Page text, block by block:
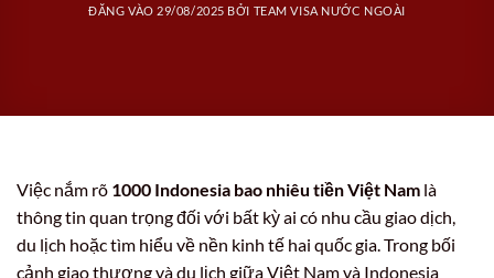
ĐĂNG VÀO 29/08/2025 BỞI TEAM VISA NƯỚC NGOÀI
Việc nắm rõ 1000 Indonesia bao nhiêu tiền Việt Nam là
thông tin quan trọng đối với bất kỳ ai có nhu cầu giao dịch,
du lịch hoặc tìm hiểu về nền kinh tế hai quốc gia. Trong bối
cảnh giao thương và du lịch giữa Việt Nam và Indonesia